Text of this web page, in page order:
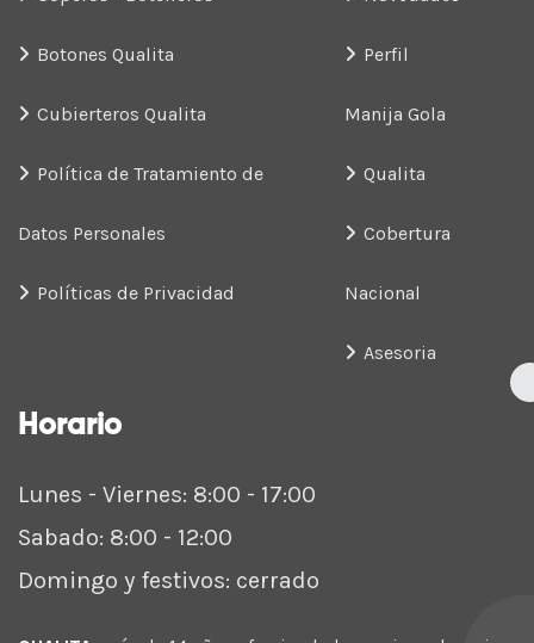
Botones Qualita
Cubierteros Qualita
Política de Tratamiento de
Datos Personales
Políticas de Privacidad
Perfil
Manija Gola
Qualita
Cobertura
Nacional
Asesoria
Horario
Lunes - Viernes: 8:00 - 17:00
Sabado: 8:00 - 12:00
Domingo y festivos: cerrado